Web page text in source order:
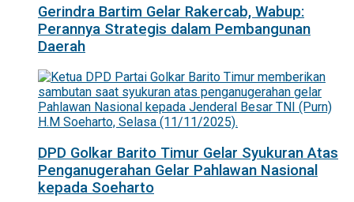
Gerindra Bartim Gelar Rakercab, Wabup:
Perannya Strategis dalam Pembangunan
Daerah
DPD Golkar Barito Timur Gelar Syukuran Atas
Penganugerahan Gelar Pahlawan Nasional
kepada Soeharto